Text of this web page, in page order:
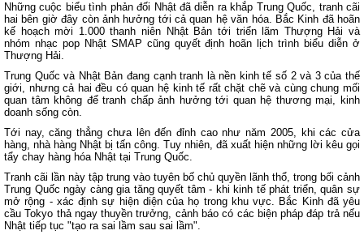
Những cuộc biểu tình phản đối Nhật đã diễn ra khắp Trung Quốc, tranh cãi
hai bên giờ đây còn ảnh hưởng tới cả quan hệ văn hóa. Bắc Kinh đã hoãn
kế hoạch mời 1.000 thanh niên Nhật Bản tới triển lãm Thượng Hải và
nhóm nhạc pop Nhật SMAP cũng quyết định hoãn lịch trình biểu diễn ở
Thượng Hải.
Trung Quốc và Nhật Bản đang cạnh tranh là nền kinh tế số 2 và 3 của thế
giới, nhưng cả hai đều có quan hệ kinh tế rất chặt chẽ và cùng chung mối
quan tâm không để tranh chấp ảnh hưởng tới quan hệ thương mại, kinh
doanh sống còn.
Tới nay, căng thẳng chưa lên đến đỉnh cao như năm 2005, khi các cửa
hàng, nhà hàng Nhật bị tấn công. Tuy nhiên, đã xuất hiện những lời kêu gọi
tẩy chay hàng hóa Nhật tại Trung Quốc.
Tranh cãi lần này tập trung vào tuyên bố chủ quyền lãnh thổ, trong bối cảnh
Trung Quốc ngày càng gia tăng quyết tâm - khi kinh tế phát triển, quân sự
mở rộng - xác định sự hiện diện của họ trong khu vực. Bắc Kinh đã yêu
cầu Tokyo thả ngay thuyền trưởng, cảnh báo có các biện pháp đáp trả nếu
Nhật tiếp tục "tạo ra sai lầm sau sai lầm".